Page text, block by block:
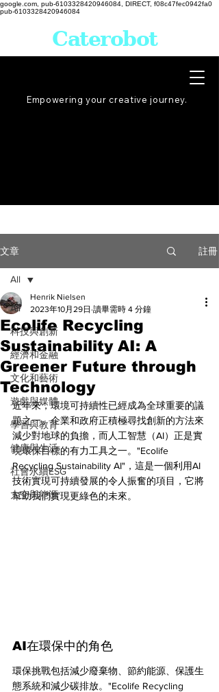
google.com, pub-6103328420946084, DIRECT, f08c47fec0942fa0
pub-6103328420946084
Empowering your creative journey.
Caterobot
文章 註冊
All
科技與創新
經濟和金融
文化和藝術
遊戲與媒體
學習與教育
健康與生活
社會永續ESG
太空與能源
All
Ecolife Recycling
Sustainability AI: A
Greener Future through
Technology
Henrik Nielsen
2023年10月29日 讀畢需時 4 分鐘
近年來，環境可持續性已經成為全球重要的議
題之一。企業和政府正積極尋找創新的方法來
減少對地球的負擔，而人工智慧（AI）正是實
現環保目標的有力工具之一。"Ecolife
Recycling Sustainability AI"，這是一個利用AI
技術實現可持續發展的令人振奮的項目，它將
幫助我們實現更綠色的未來。
AI在環保中的角色
環保挑戰包括減少廢棄物、節約能源、保護生
態系統和減少碳排放。"Ecolife Recycling